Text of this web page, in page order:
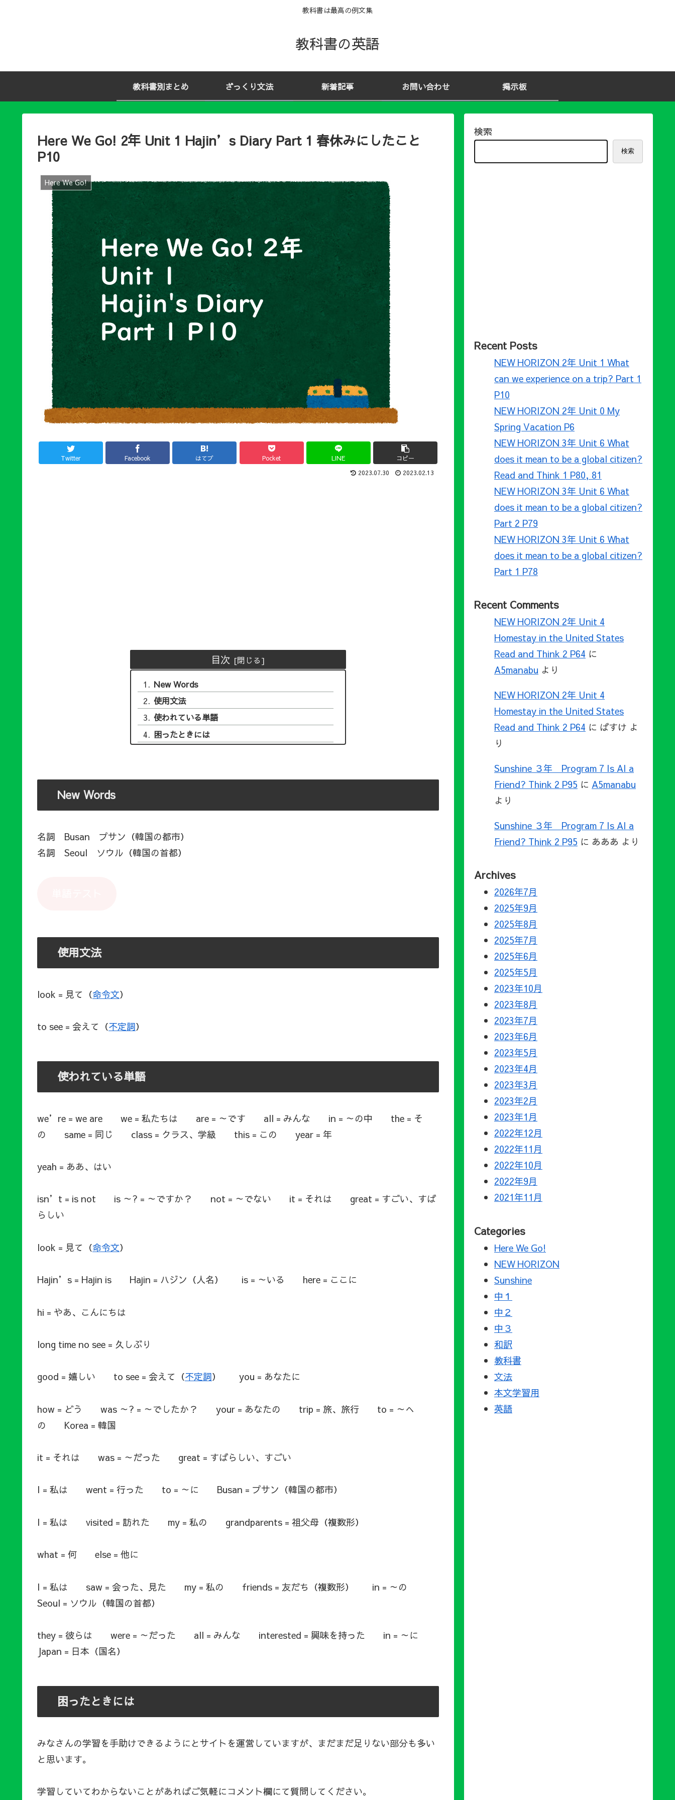
教科書は最高の例文集
教科書の英語
教科書別まとめ ざっくり文法 新着記事 お問い合わせ 掲示板
Here We Go! 2年 Unit 1 Hajin’s Diary Part 1 春休みにしたこと
P10
Here We Go!
Twitter Facebook はてブ Pocket LINE コピー
2023.07.30 2023.02.13
目次
New Words
使用文法
使われている単語
困ったときには
New Words
名詞 Busan プサン（韓国の都市）
名詞 Seoul ソウル（韓国の首都）
使用文法
look = 見て（命令文）
to see = 会えて（不定詞）
使われている単語
we’re = we are we = 私たちは are = ～です all = みんな in = ～の中 the = そ
の same = 同じ class = クラス、学級 this = この year = 年
yeah = ああ、はい
isn’t = is not is ～? = ～ですか？ not = ～でない it = それは great = すごい、すば
らしい
look = 見て（命令文）
Hajin’s = Hajin is Hajin = ハジン（人名） is = ～いる here = ここに
hi = やあ、こんにちは
long time no see = 久しぶり
good = 嬉しい to see = 会えて（不定詞） you = あなたに
how = どう was ～? = ～でしたか？ your = あなたの trip = 旅、旅行 to = ～へ
の Korea = 韓国
it = それは was = ～だった great = すばらしい、すごい
I = 私は went = 行った to = ～に Busan = プサン（韓国の都市）
I = 私は visited = 訪れた my = 私の grandparents = 祖父母（複数形）
what = 何 else = 他に
I = 私は saw = 会った、見た my = 私の friends = 友だち（複数形） in = ～の
Seoul = ソウル（韓国の首都）
they = 彼らは were = ～だった all = みんな interested = 興味を持った in = ～に
Japan = 日本（国名）
困ったときには
みなさんの学習を手助けできるようにとサイトを運営していますが、まだまだ足りない部分も多い
と思います。
学習していてわからないことがあればご気軽にコメント欄にて質問してください。
検索
検索
Recent Posts
NEW HORIZON 2年 Unit 1 What
can we experience on a trip? Part 1
P10
NEW HORIZON 2年 Unit 0 My
Spring Vacation P6
NEW HORIZON 3年 Unit 6 What
does it mean to be a global citizen?
Read and Think 1 P80, 81
NEW HORIZON 3年 Unit 6 What
does it mean to be a global citizen?
Part 2 P79
NEW HORIZON 3年 Unit 6 What
does it mean to be a global citizen?
Part 1 P78
Recent Comments
NEW HORIZON 2年 Unit 4
Homestay in the United States
Read and Think 2 P64 に
A5manabu より
NEW HORIZON 2年 Unit 4
Homestay in the United States
Read and Think 2 P64 に ばすけ よ
り
Sunshine ３年 Program 7 Is AI a
Friend? Think 2 P95 に A5manabu
より
Sunshine ３年 Program 7 Is AI a
Friend? Think 2 P95 に あああ より
Archives
2026年7月
2025年9月
2025年8月
2025年7月
2025年6月
2025年5月
2023年10月
2023年8月
2023年7月
2023年6月
2023年5月
2023年4月
2023年3月
2023年2月
2023年1月
2022年12月
2022年11月
2022年10月
2022年9月
2021年11月
Categories
Here We Go!
NEW HORIZON
Sunshine
中１
中２
中３
和訳
教科書
文法
本文学習用
英語